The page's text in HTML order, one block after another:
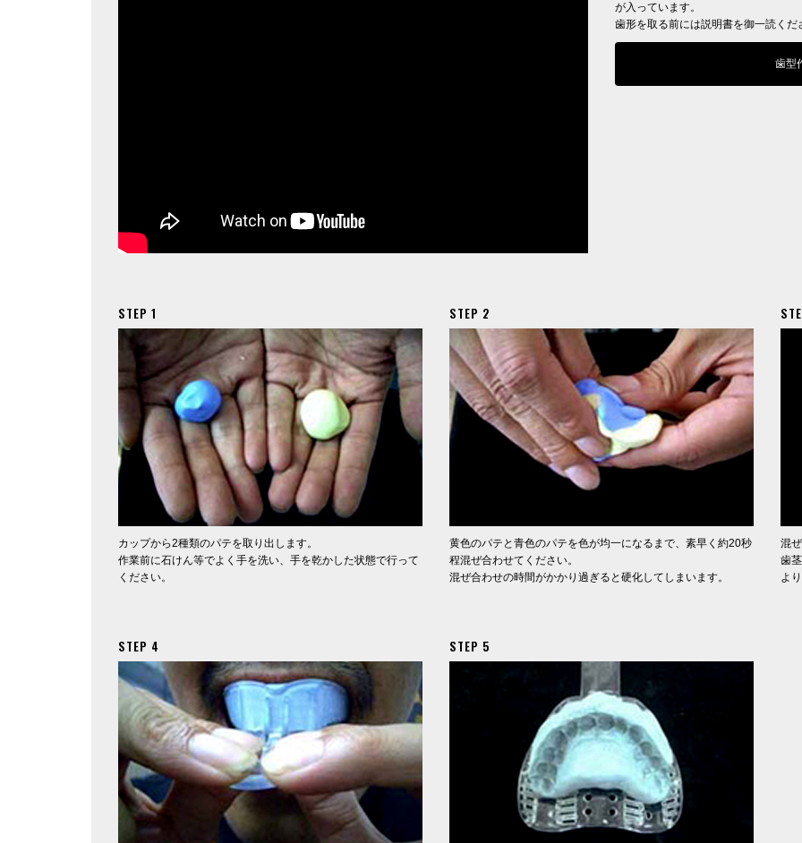
が入っています。
歯形を取る前には説明書を御一読くだ
歯型
STEP 1
カップから2種類のパテを取り出します。
作業前に石けん等でよく手を洗い、手を乾かした状態で行って
ください。
STEP 2
黄色のパテと青色のパテを色が均一になるまで、素早く約20秒
程混ぜ合わせてください。
混ぜ合わせの時間がかかり過ぎると硬化してしまいます。
混
歯
よ
STEP 4 STEP 5